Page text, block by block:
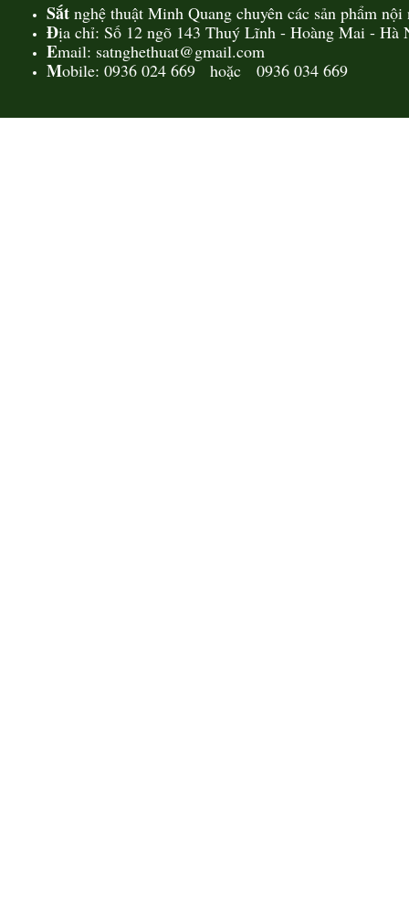
Mẫu giường sắt uốn lượn tinh tế,
thanh thoát đẹp mắt được rất
nhiều các chị...
Sắt nghệ thuật Minh Quang chuyên các sản phẩm
Địa chỉ: Số 12 ngõ 143 Thuý Lĩnh - Hoàng Mai - Hà
Email: satnghethuat@gmail.com
Mobile: 0936 024 669 hoặc 0936 034 669